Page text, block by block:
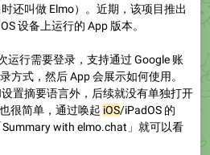
还叫做 Elmo）。近期，该项目推出
设备上运行的 App 版本。
运行需要登录，支持通过 Google 账
方式，然后 App 会展示如何使用。
置摘要语言外，后续就没有单独打开
很简单，通过唤起 iOS/iPadOS 的
Summary with elmo.chat」就可以看